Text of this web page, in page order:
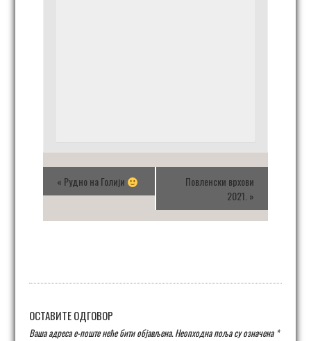
« Рудно на Голији
Повленски врхови
2021. »
ОСТАВИТЕ ОДГОВОР
Ваша адреса е-поште неће бити објављена.Неопходна поља су означена *